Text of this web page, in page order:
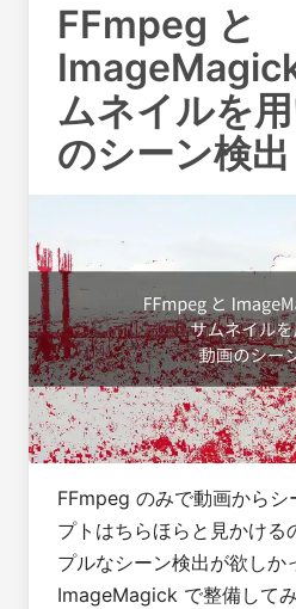
FFmpeg と
ムネイルを
のシーン検出
FFmpeg のみで動画からシ
プトはちらほらと見かける
プルなシーン検出が欲しか
ImageMagick で整備してみ